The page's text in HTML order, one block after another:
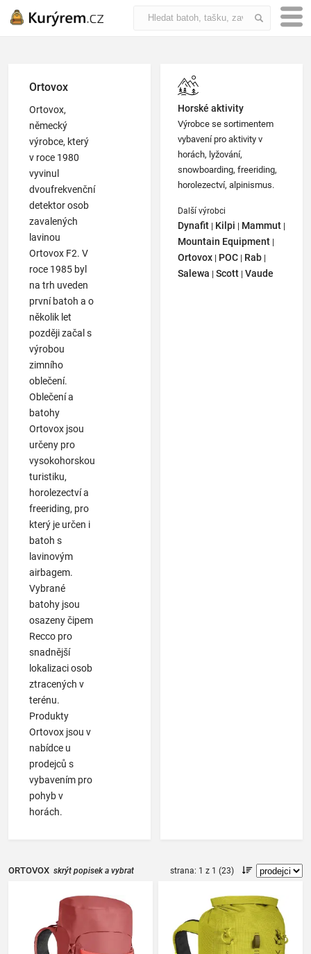
Ortovox
Ortovox,
německý
výrobce, který
v roce 1980
vyvinul
dvoufrekvenční
detektor osob
zavalených
lavinou
Ortovox F2. V
roce 1985 byl
na trh uveden
první batoh a o
několik let
později začal s
výrobou
zimního
oblečení.
Oblečení a
batohy
Ortovox jsou
určeny pro
vysokohorskou
turistiku,
horolezectví a
freeriding, pro
který je určen i
batoh s
lavinovým
airbagem.
Vybrané
batohy jsou
osazeny čipem
Recco pro
snadnější
lokalizaci osob
ztracených v
terénu.
Produkty
Ortovox jsou v
nabídce u
prodejců s
vybavením pro
pohyb v
horách.
Horské aktivity
Výrobce se sortimentem
vybavení pro aktivity v
horách, lyžování,
snowboarding, freeriding,
horolezectví, alpinismus.
Další výrobci
Dynafit | Kilpi | Mammut |
Mountain Equipment |
Ortovox | POC | Rab |
Salewa | Scott | Vaude
ORTOVOX skrýt popisek a vybrat
strana: 1 z 1 (23)